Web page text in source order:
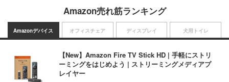
Amazon売れ筋ランキング
Amazonデバイス
【New】Amazon Fire TV Stick HD | 手軽にストリ
ーミングをはじめよう | ストリーミングメディアプ
レイヤー
オフィスチェア ディスプレイ 犬用トイレ